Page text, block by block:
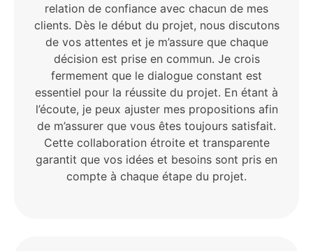
relation de confiance avec chacun de mes
clients. Dès le début du projet, nous discutons
de vos attentes et je m’assure que chaque
décision est prise en commun. Je crois
fermement que le dialogue constant est
essentiel pour la réussite du projet. En étant à
l’écoute, je peux ajuster mes propositions afin
de m’assurer que vous êtes toujours satisfait.
Cette collaboration étroite et transparente
garantit que vos idées et besoins sont pris en
compte à chaque étape du projet.